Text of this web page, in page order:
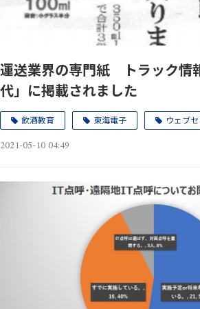
運送業界の専門紙 トラック情
代」に掲載されました
飲酒教育 東海電子 ウェブ
2021-05-10 04:49